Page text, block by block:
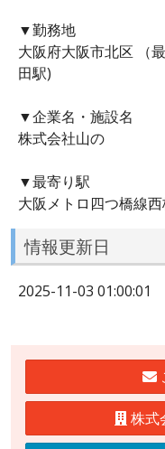
▼勤務地
大阪府大阪市北区 （
田駅)
▼企業名・施設名
株式会社山の
▼最寄り駅
大阪メトロ四つ橋線
情報更新日
2025-11-03 01:00:01
株式